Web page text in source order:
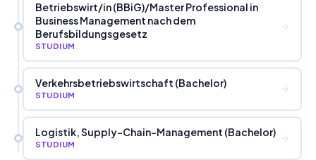
Betriebswirt/in (BBiG)/Master Professional in
Business Management nach dem
Berufsbildungsgesetz
STUDIUM
Verkehrsbetriebswirtschaft (Bachelor)
STUDIUM
Logistik, Supply-Chain-Management (Bachelor)
STUDIUM